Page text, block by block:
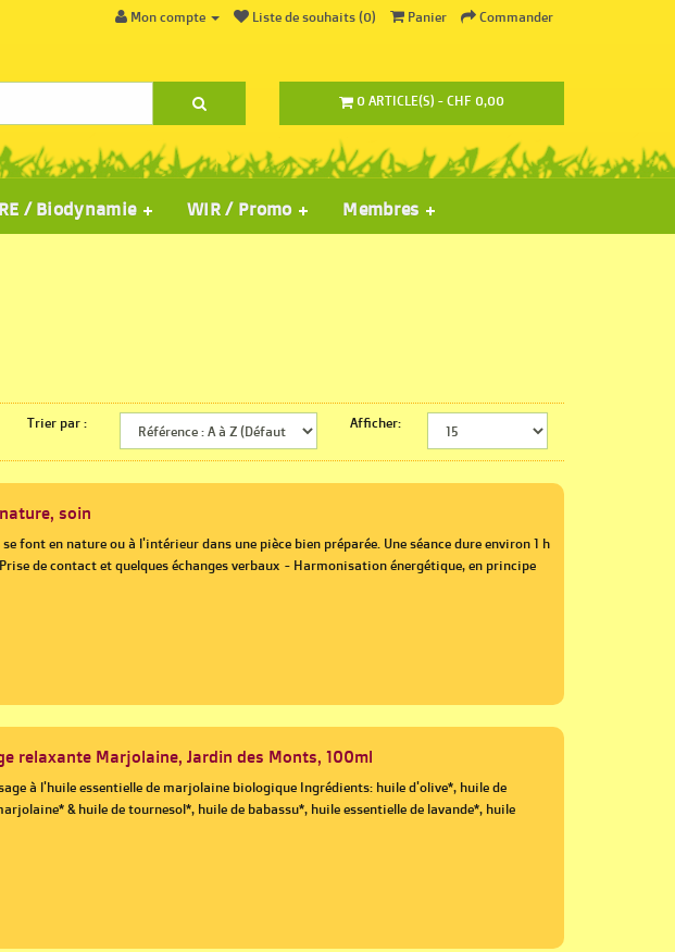
Mon compte Liste de souhaits (0) Panier Commander
0 ARTICLE(S) - CHF 0,00
/ Biodynamie WIR / Promo Membres
Trier par : Afficher:
soin
se font en nature ou à l'intérieur dans une pièce bien préparée. Une séance dure environ 1 h
de contact et quelques échanges verbaux - Harmonisation énergétique, en principe
relaxante Marjolaine, Jardin des Monts, 100ml
à l'huile essentielle de marjolaine biologique Ingrédients: huile d'olive*, huile de
& huile de tournesol*, huile de babassu*, huile essentielle de lavande*, huile